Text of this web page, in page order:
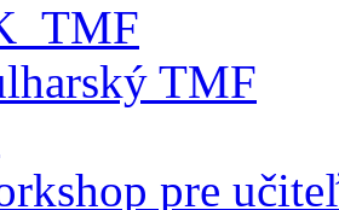
TMF
pre